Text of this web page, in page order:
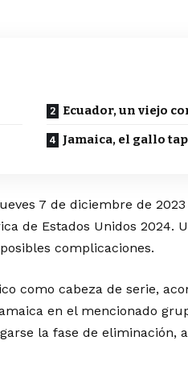
Ecuador, un viejo
Jamaica, el gallo
7 de diciembre de
de Estados Unidos 2024.
complicaciones.
como cabeza de serie,
en el mencionado
la fase de eliminación,